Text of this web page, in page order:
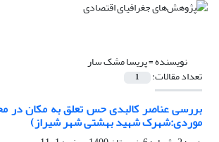
نویسنده =پریسا مشک سار
تعداد مقالات: 1
بررسی عناصر کالبدی حس تعلق به مکان در
موردی:شهرک شهید بهشتی شهر شیراز)